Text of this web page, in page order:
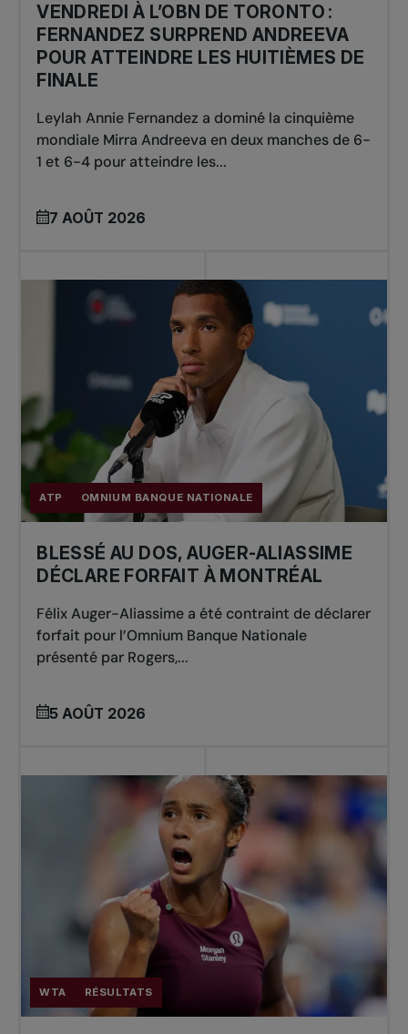
VENDREDI À L’OBN DE TORONTO :
FERNANDEZ SURPREND ANDREEVA
POUR ATTEINDRE LES HUITIÈMES DE
FINALE
Leylah Annie Fernandez a dominé la cinquième
mondiale Mirra Andreeva en deux manches de 6-
1 et 6-4 pour atteindre les...
7 AOÛT 2026
ATP OMNIUM BANQUE NATIONALE
BLESSÉ AU DOS, AUGER-ALIASSIME
DÉCLARE FORFAIT À MONTRÉAL
Félix Auger-Aliassime a été contraint de déclarer
forfait pour l’Omnium Banque Nationale
présenté par Rogers,...
5 AOÛT 2026
WTA RÉSULTATS